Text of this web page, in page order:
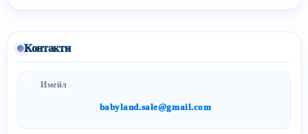
Контакти
Имейл
babyland.sale@gmail.com